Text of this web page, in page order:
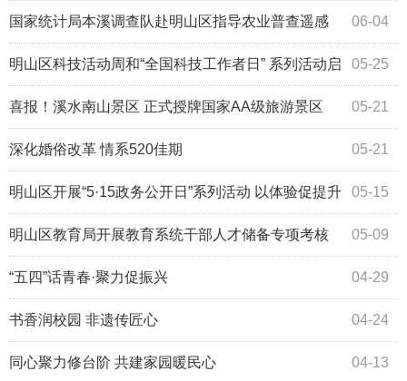
06-04
国家统计局本溪调查队赴明山区指导农业普查遥感
测量工作 05-25
明山区科技活动周和“全国科技工作者日” 系列活动启
动 05-21
喜报！溪水南山景区 正式授牌国家AA级旅游景区
05-21
深化婚俗改革 情系520佳期
05-15
明山区开展“5·15政务公开日”系列活动 以体验促提升
以公开暖民心 05-09
明山区教育局开展教育系统干部人才储备专项考核
测试 04-29
“五四”话青春·聚力促振兴
04-24
书香润校园 非遗传匠心
04-13
同心聚力修台阶 共建家园暖民心